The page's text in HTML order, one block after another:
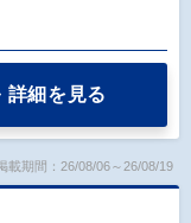
詳細を見る
載期間：26/08/06～26/08/19